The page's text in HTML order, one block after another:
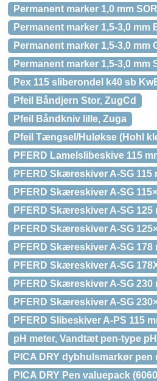
Permanent marker 1,0 mm
Permanent marker 1,5-3,0
Permanent marker 1,5-3,0
Permanent marker 1,5-3,0 mm
Pex 115 sliberondel k40 sb
Pfeil Båndjern Stor, ZugCd
Pfeil Båndkniv lille, Zuga
Pfeil Tængsel/Huløkse (Hohl
PFERD Lamelslibeskive 115
PFERD Skæreskiver A-SG 115
PFERD Skæreskiver A-SG
PFERD Skæreskiver A-SG 125
PFERD Skæreskiver A-SG
PFERD Skæreskiver A-SG 178
PFERD Skæreskiver A-SG
PFERD Skæreskiver A-SG 230
PFERD Skæreskiver A-SG
PFERD Slibeskiver A-PS 115
pH meter, Vandtæt pen-type
PICA DRY dybhulsmarkør pen
PICA DRY Pen valuepack